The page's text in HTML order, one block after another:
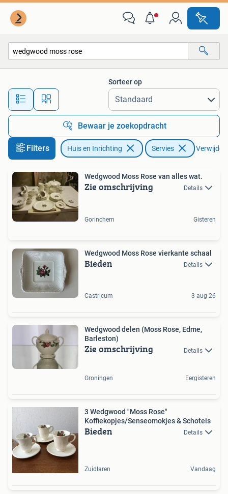
Alle afstanden…
Sorteer op
Bewaar je zoekopdracht
Filters Huis en Inrichting Servies Verwijder
Wedgwood Moss Rose van alles wat.
Zie omschrijving Details
Gorinchem Gisteren
Wedgwood Moss Rose vierkante schaal
Bieden Details
Castricum 3 aug 26
Wedgwood delen (Moss Rose, Edme,
Barleston)
Zie omschrijving Details
Groningen Eergisteren
3 Wedgwood "Moss Rose"
Koffiekopjes/Senseomokjes & Schotels
Bieden Details
Zuidlaren Vandaag